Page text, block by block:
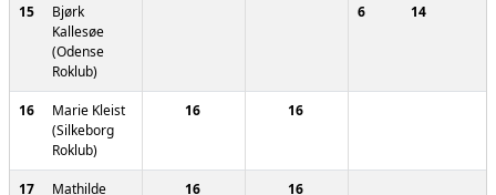
15
Bjørk
Kallesøe
(Odense
Roklub)
6 14
16
Marie Kleist
(Silkeborg
Roklub)
16 16
17
Mathilde
16 16